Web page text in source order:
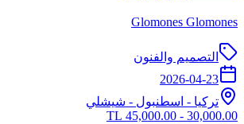
Glomones Glomones
التصميم والفنون
2026-04-23
تركيا - اسطنبول - شيشلي
30,000.00 - 45,000.00 TL